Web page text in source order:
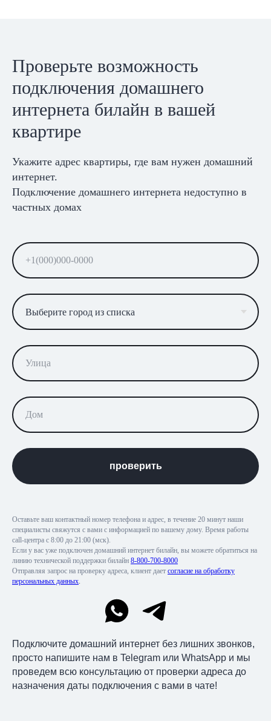
Проверьте возможность
подключения домашнего
интернета билайн в вашей
квартире
Укажите адрес квартиры, где вам нужен домашний
интернет.
Подключение домашнего интернета недоступно в
частных домах
проверить
Оставьте ваш контактный номер телефона и адрес, в течение 20 минут наши
специалисты свяжутся с вами с информацией по вашему дому. Время работы
call-центра с 8:00 до 21:00 (мск).
Если у вас уже подключен домашний интернет билайн, вы можете обратиться на
линию технической поддержки билайн 8-800-700-8000
Отправляя запрос на проверку адреса, клиент дает согласие на обработку
персональных данных.
Подключите домашний интернет без лишних звонков,
просто напишите нам в Telegram или WhatsApp и мы
проведем всю консультацию от проверки адреса до
назначения даты подключения с вами в чате!